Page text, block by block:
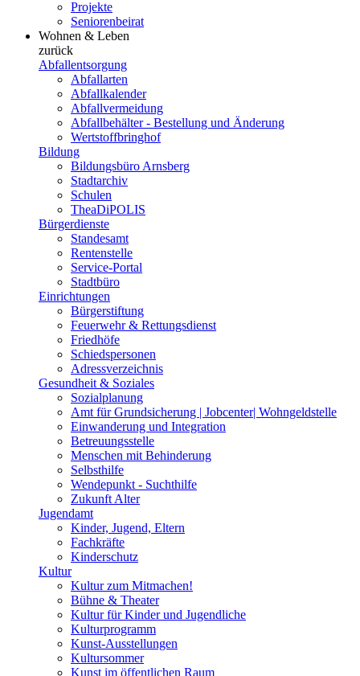
Projekte
Seniorenbeirat
Wohnen & Leben
zurück
Abfallentsorgung
Abfallarten
Abfallkalender
Abfallvermeidung
Abfallbehälter - Bestellung und Änderung
Wertstoffbringhof
Bildung
Bildungsbüro Arnsberg
Stadtarchiv
Schulen
TheaDiPOLIS
Bürgerdienste
Standesamt
Rentenstelle
Service-Portal
Stadtbüro
Einrichtungen
Bürgerstiftung
Feuerwehr & Rettungsdienst
Friedhöfe
Schiedspersonen
Adressverzeichnis
Gesundheit & Soziales
Sozialplanung
Amt für Grundsicherung | Jobcenter| Wohngeldstelle
Einwanderung und Integration
Betreuungsstelle
Menschen mit Behinderung
Selbsthilfe
Wendepunkt - Suchthilfe
Zukunft Alter
Jugendamt
Kinder, Jugend, Eltern
Fachkräfte
Kinderschutz
Kultur
Kultur zum Mitmachen!
Bühne & Theater
Kultur für Kinder und Jugendliche
Kulturprogramm
Kunst-Ausstellungen
Kultursommer
Kunst im öffentlichen Raum